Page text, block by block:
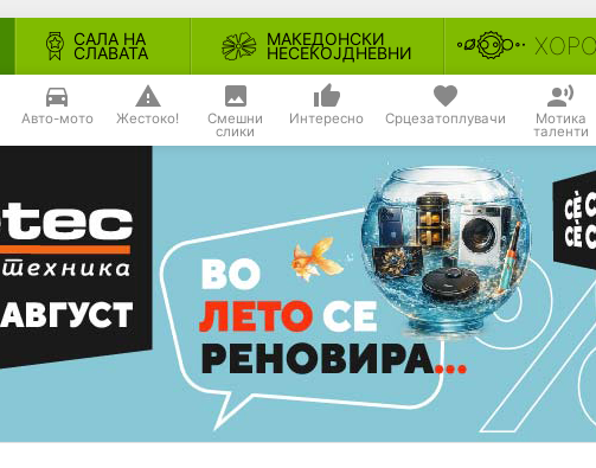
САЛА НА
СЛАВАТА
МАКЕДОНСКИ
НЕСЕКОЈДНЕВНИ
Авто-мото Жестоко! Смешни
слики
Интересно Срцезатоплувачи Мотика
таленти